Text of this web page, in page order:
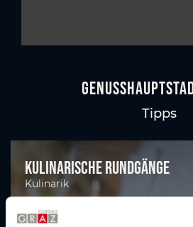
Tipps
Kulinarische Rundgänge
Kulinarik